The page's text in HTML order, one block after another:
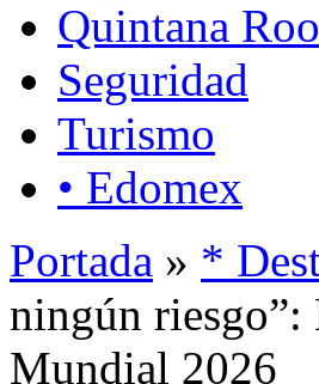
Quintana Roo
Seguridad
Turismo
• Edomex
Portada » *
ningún riesgo”:
Mundial 2026